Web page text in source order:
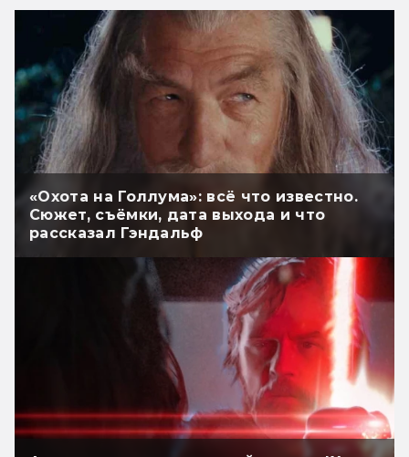
«Охота на Голлума»: всё что известно.
Сюжет, съёмки, дата выхода и что
рассказал Гэндальф